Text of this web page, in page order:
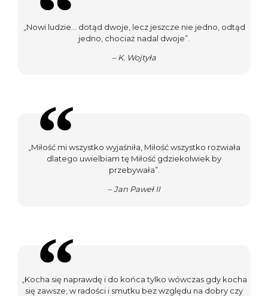
„Nowi ludzie... dotąd dwoje, lecz jeszcze nie jedno, odtąd
jedno, chociaż nadal dwoje”.
– K. Wojtyła
„Miłość mi wszystko wyjaśniła, Miłość wszystko rozwiała
dlatego uwielbiam tę Miłość gdziekolwiek by
przebywała”.
– Jan Paweł II
„Kocha się naprawdę i do końca tylko wówczas gdy kocha
się zawsze, w radości i smutku bez względu na dobry czy